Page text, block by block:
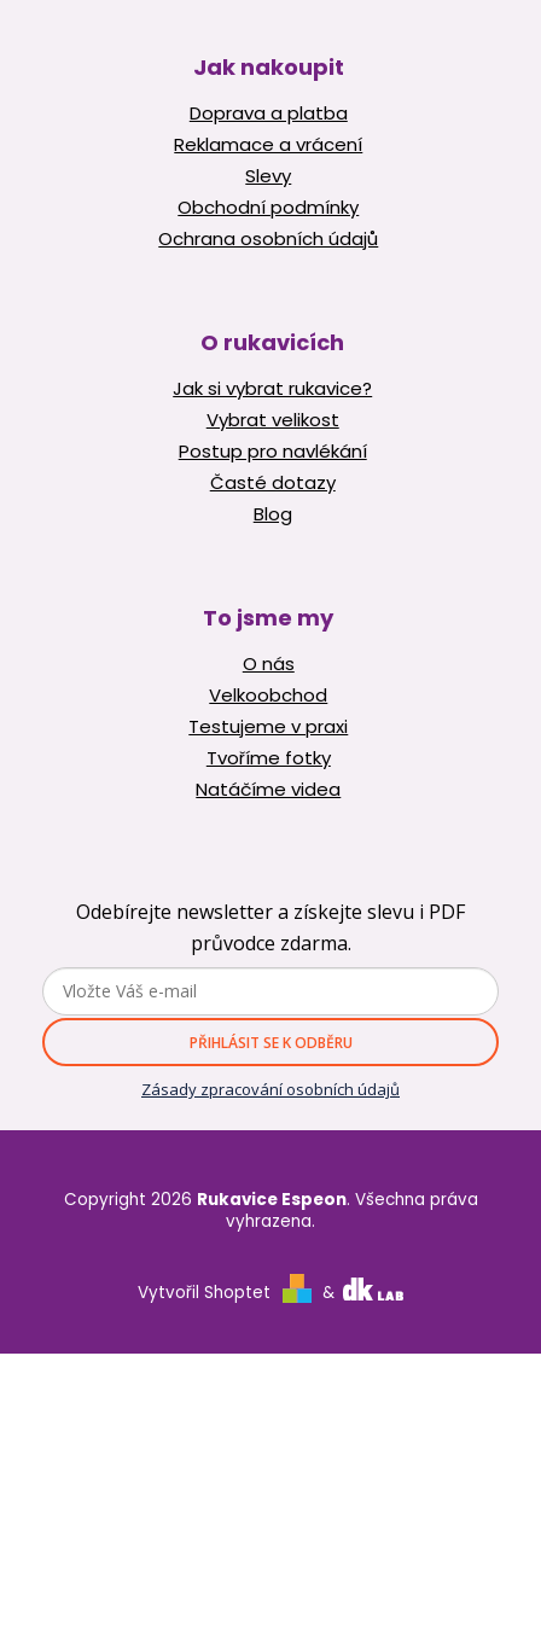
Jak nakoupit
Doprava a platba
Reklamace a vrácení
Slevy
Obchodní podmínky
Ochrana osobních údajů
O rukavicích
Jak si vybrat rukavice?
Vybrat velikost
Postup pro navlékání
Časté dotazy
Blog
To jsme my
O nás
Velkoobchod
Testujeme v praxi
Tvoříme fotky
Natáčíme videa
Odebírejte newsletter a získejte slevu i PDF
průvodce zdarma.
PŘIHLÁSIT SE K ODBĚRU
Zásady zpracování osobních údajů
Vytvořil Shoptet &
Copyright 2026 Rukavice Espeon. Všechna práva
vyhrazena.